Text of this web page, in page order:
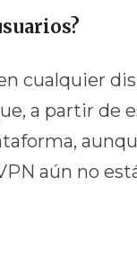
cualquier
a partir de
aún no